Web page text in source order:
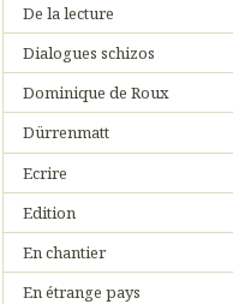
De la lecture
Dialogues schizos
Dominique de Roux
Dürrenmatt
Ecrire
Edition
En chantier
En étrange pays